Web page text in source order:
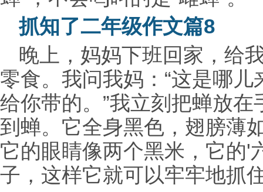
抓知了二年级作文篇8
晚上，妈妈下班回家，给
零食。我问我妈：“这是哪儿
给你带的。”我立刻把蝉放
到蝉。它全身黑色，翅膀薄
它的眼睛像两个黑米，它的'
子，这样它就可以牢牢地抓